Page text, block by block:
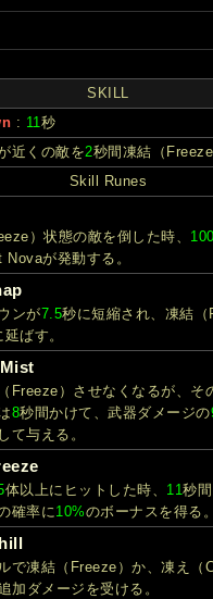
SKILL
: 11秒
近くの敵を2秒間凍結（Freeze
Skill Runes
）状態の敵を倒した時、
Novaが発動する。
ンが7.5秒に短縮され、凍結
ばす。
Freeze）させなくなるが、そ
8秒間かけて、武器ダメージの
て与える。
体以上にヒットした時、 11秒
確率に10%のボーナスを得る。
で凍結（Freeze）か、凍え（
加ダメージを受ける。